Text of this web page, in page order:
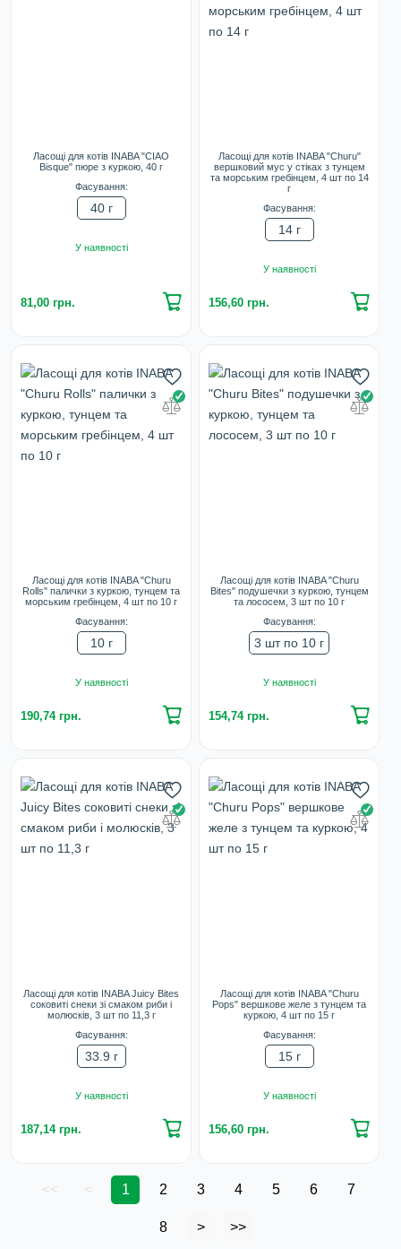
Ласощі для котів INABA "CIAO
Bisque" пюре з куркою, 40 г
Фасування:
40 г
У наявності
81,00 грн.
Ласощі для котів INABA "Churu"
вершковий мус у стіках з тунцем
та морським гребінцем, 4 шт по 14
г
Фасування:
14 г
У наявності
156,60 грн.
Ласощі для котів INABA "Churu
Rolls" палички з куркою, тунцем та
морським гребінцем, 4 шт по 10 г
Фасування:
10 г
У наявності
190,74 грн.
Ласощі для котів INABA "Churu
Bites" подушечки з куркою, тунцем
та лососем, 3 шт по 10 г
Фасування:
3 шт по 10 г
У наявності
154,74 грн.
Ласощі для котів INABA Juicy Bites
соковиті снеки зі смаком риби і
молюсків, 3 шт по 11,3 г
Фасування:
33.9 г
У наявності
187,14 грн.
Ласощі для котів INABA "Churu
Pops" вершкове желе з тунцем та
куркою, 4 шт по 15 г
Фасування:
15 г
У наявності
156,60 грн.
<< < 1 2 3 4 5 6 7
8 > >>